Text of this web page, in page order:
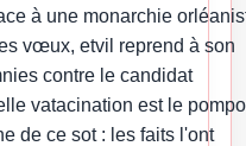
à une monarchie
vœux, etvil reprend à son
contre le candidat
vatacination est le
de ce sot : les faits l'ont